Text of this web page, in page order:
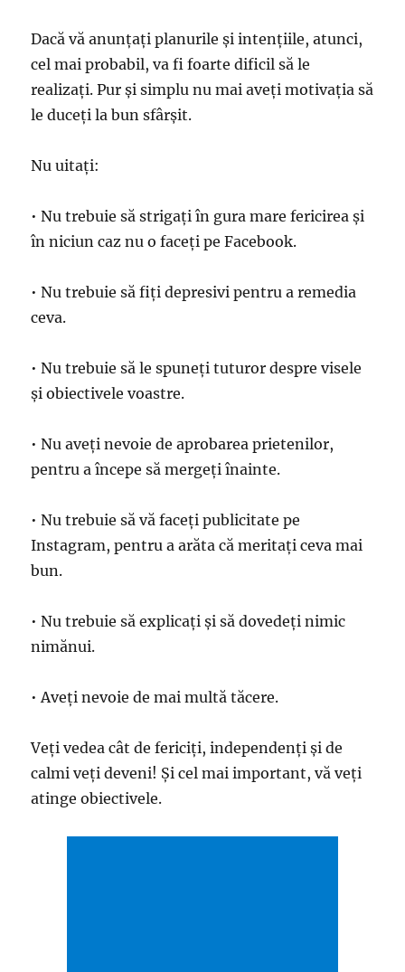
Dacă vă anunțați planurile și intențiile, atunci,
cel mai probabil, va fi foarte dificil să le
realizați. Pur și simplu nu mai aveți motivația să
le duceți la bun sfârșit.
Nu uitați:
• Nu trebuie să strigați în gura mare fericirea și
în niciun caz nu o faceți pe Facebook.
• Nu trebuie să fiți depresivi pentru a remedia
ceva.
• Nu trebuie să le spuneți tuturor despre visele
și obiectivele voastre.
• Nu aveți nevoie de aprobarea prietenilor,
pentru a începe să mergeți înainte.
• Nu trebuie să vă faceți publicitate pe
Instagram, pentru a arăta că meritați ceva mai
bun.
• Nu trebuie să explicați și să dovedeți nimic
nimănui.
• Aveți nevoie de mai multă tăcere.
Veți vedea cât de fericiți, independenți și de
calmi veți deveni! Și cel mai important, vă veți
atinge obiectivele.